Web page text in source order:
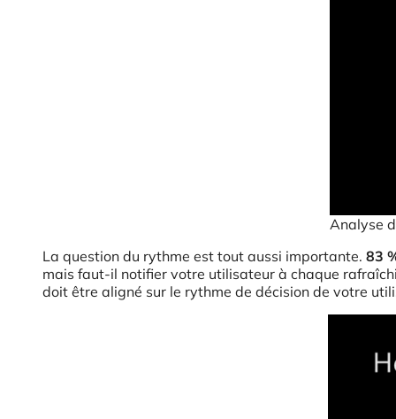
Analyse
La question du rythme est tout aussi importante. 83
mais faut-il notifier votre utilisateur à chaque
doit être aligné sur le rythme de décision de votre